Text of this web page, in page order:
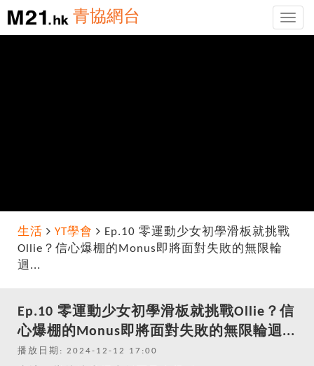
Toggle
青協網台
生活 YT學會
Ep.10 零運動少女初學滑板就挑戰
Ollie？信心爆棚的Monus即將面對失敗的無限輪
迴...
Ep.10 零運動少女初學滑板就挑戰Ollie？信
心爆棚的Monus即將面對失敗的無限輪迴...
播放日期: 2024-12-12 17:00